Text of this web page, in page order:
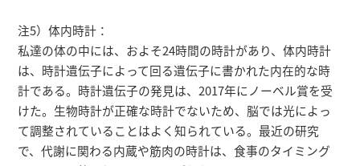
注5）体内時計：
私達の体の中には、およそ24時間の時計があり、体内時計
は、時計遺伝子によって回る遺伝子に書かれた内在的な時
計である。時計遺伝子の発見は、2017年にノーベル賞を受
けた。生物時計が正確な時計でないため、脳では光によっ
て調整されていることはよく知られている。最近の研究
で、代謝に関わる内蔵や筋肉の時計は、食事のタイミング